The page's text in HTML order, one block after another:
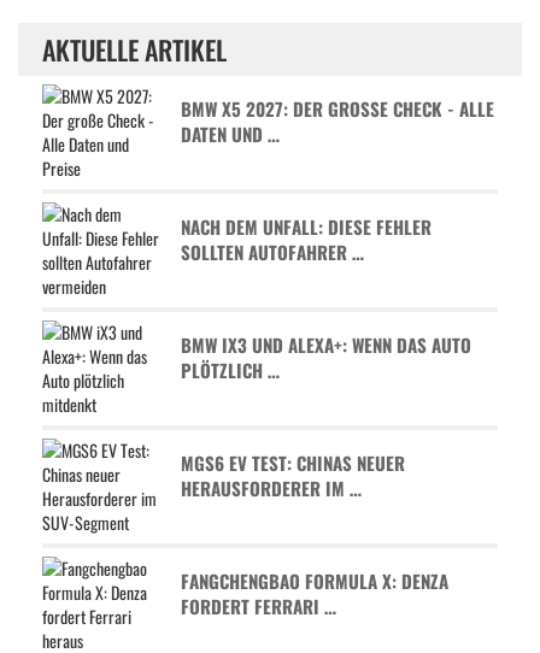
AKTUELLE ARTIKEL
BMW X5 2027: DER GROSSE CHECK - ALLE D
ATEN UND …
NACH DEM UNFALL: DIESE FEHLER
SOLLTEN AUTOFAHRER …
BMW IX3 UND ALEXA+: WENN DAS AUTO
PLÖTZLICH …
MGS6 EV TEST: CHINAS NEUER
HERAUSFORDERER IM …
FANGCHENGBAO FORMULA X: DENZA
FORDERT FERRARI …